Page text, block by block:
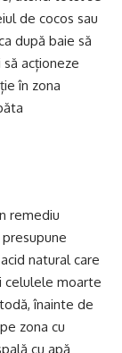
de cocos sau
după baie să
acționeze
în zona
remediu
natural care
celulele moarte
înainte de
zona cu
cu apă